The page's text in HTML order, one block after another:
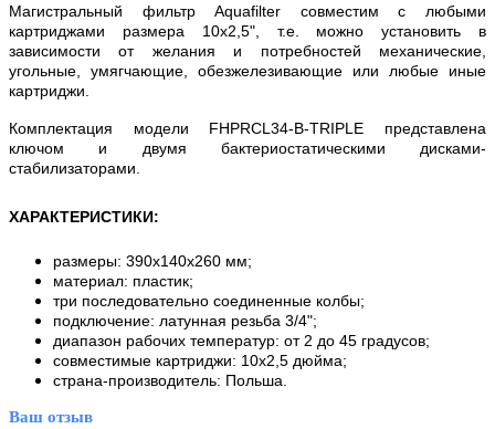
Магистральный фильтр Aquafilter совместим с любыми
картриджами размера 10х2,5", т.е. можно установить в
зависимости от желания и потребностей механические,
угольные, умягчающие, обезжелезивающие или любые иные
картриджи.
Комплектация модели FHPRCL34-B-TRIPLE представлена
ключом и двумя бактериостатическими дисками-
стабилизаторами.
ХАРАКТЕРИСТИКИ:
размеры: 390x140x260 мм;
материал: пластик;
три последовательно соединенные колбы;
подключение: латунная резьба 3/4";
диапазон рабочих температур: от 2 до 45 градусов;
совместимые картриджи: 10х2,5 дюйма;
страна-производитель: Польша.
Ваш отзыв